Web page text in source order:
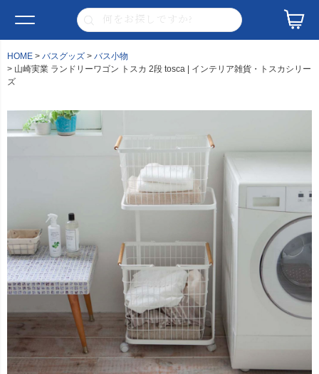
HOME バスグッズ
バス小物
山崎実業 ランドリーワゴン トスカ 2段 tosca | インテリア雑貨・トスカシリー
ズ